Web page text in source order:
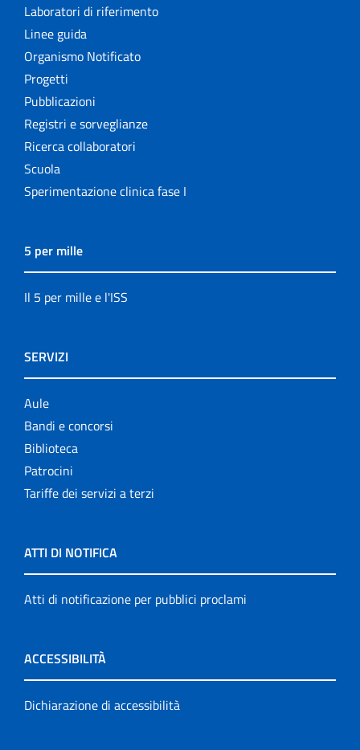
Laboratori di riferimento
Linee guida
Organismo Notificato
Progetti
Pubblicazioni
Registri e sorveglianze
Ricerca collaboratori
Scuola
Sperimentazione clinica fase I
5 per mille
Il 5 per mille e l'ISS
SERVIZI
Aule
Bandi e concorsi
Biblioteca
Patrocini
Tariffe dei servizi a terzi
ATTI DI NOTIFICA
Atti di notificazione per pubblici proclami
ACCESSIBILITÀ
Dichiarazione di accessibilità